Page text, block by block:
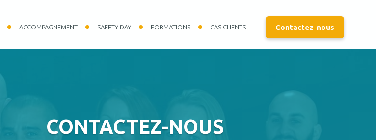
ACCOMPAGNEMENT SAFETY DAY FORMATIONS CAS CLIENTS Contactez-nous
CONTACTEZ-NOUS